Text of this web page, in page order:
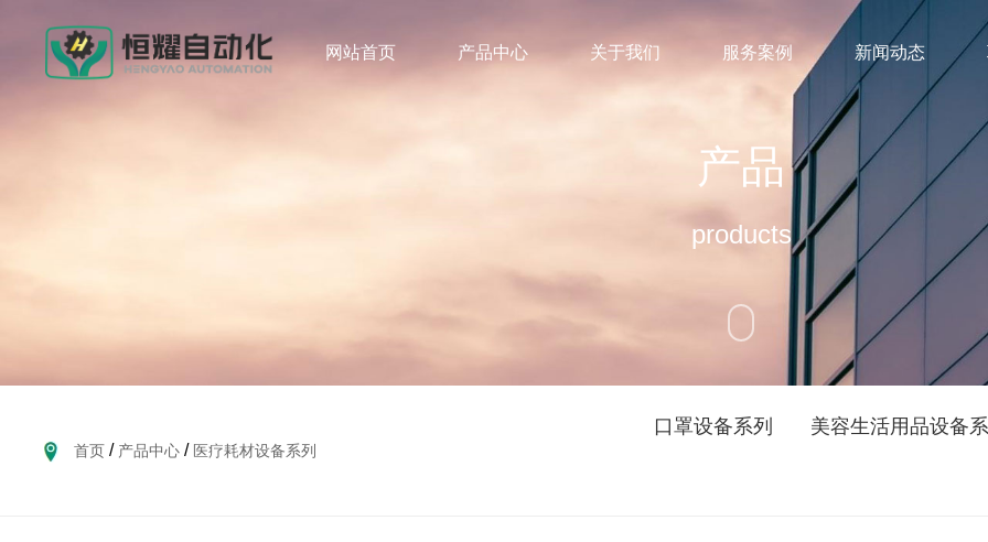
网站首页 产品中心 关于我们 服务案例 新闻动态
产品
products
首页/ 产品中心/ 医疗耗材设备系列
口罩设备系列 美容生活用品设备